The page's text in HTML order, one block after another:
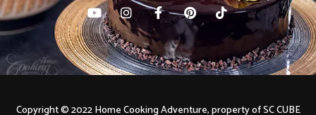
Copyright © 2022 Home Cooking Adventure, property of SC CUBE